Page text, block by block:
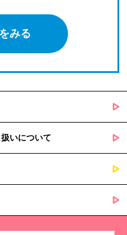
みる
いについて